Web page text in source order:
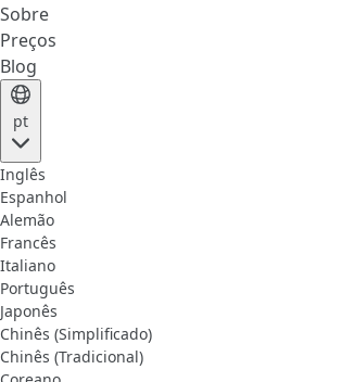
Sobre
Preços
Blog
pt
Inglês
Espanhol
Alemão
Francês
Italiano
Português
Japonês
Chinês (Simplificado)
Chinês (Tradicional)